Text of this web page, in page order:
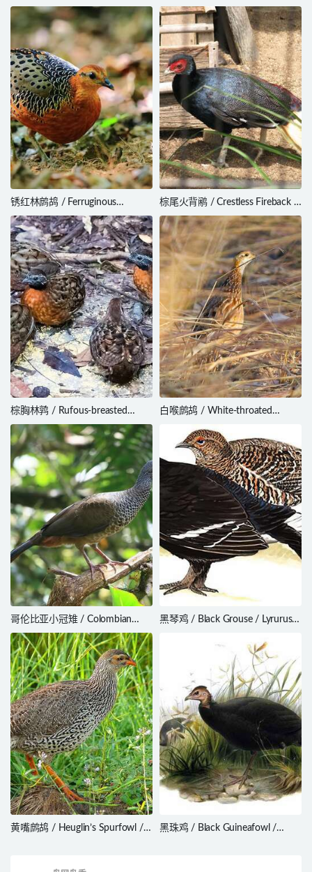
Oreophasis derbianus
Ptilopachus petrosus
锈红林鹧鸪 / Ferruginous
Partridge / Caloperdix oculeus
棕尾火背鹇 / Crestless Fireback /
Lophura erythrophthalma
棕胸林鹑 / Rufous-breasted
Wood Quail / Odontophorus
speciosus
白喉鹧鸪 / White-throated
哥伦比亚小冠雉 / Colombian
Chachalaca / Ortalis columbiana
黑琴鸡 / Black Grouse / Lyrurus
黄嘴鹧鸪 / Heuglin’s Spurfowl /
黑珠鸡 / Black Guineafowl /